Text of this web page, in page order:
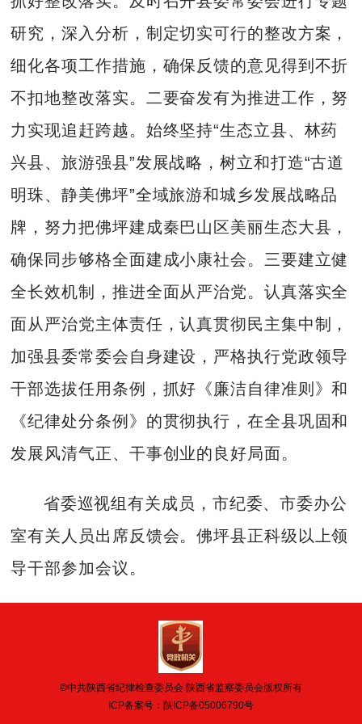
研究，深入分析，制定切实可行的整改方案，
细化各项工作措施，确保反馈的意见得到不折
不扣地整改落实。二要奋发有为推进工作，努
力实现追赶跨越。始终坚持“生态立县、林药
兴县、旅游强县”发展战略，树立和打造“古道
明珠、静美佛坪”全域旅游和城乡发展战略品
牌，努力把佛坪建成秦巴山区美丽生态大县，
确保同步够格全面建成小康社会。三要建立健
全长效机制，推进全面从严治党。认真落实全
面从严治党主体责任，认真贯彻民主集中制，
加强县委常委会自身建设，严格执行党政领导
干部选拔任用条例，抓好《廉洁自律准则》和
《纪律处分条例》的贯彻执行，在全县巩固和
发展风清气正、干事创业的良好局面。
省委巡视组有关成员，市纪委、市委办公
室有关人员出席反馈会。佛坪县正科级以上领
导干部参加会议。
©中共陕西省纪律检查委员会 陕西省监察委员会版权所有
ICP备案号： 陕ICP备05006790号